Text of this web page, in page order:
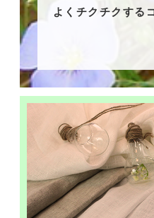
よくチクチクする